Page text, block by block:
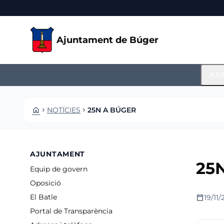
Ajuntament de Búger
HOME CHEVRON_RIGHT NOTÍCIES CHEVRON_RIGHT 25N A BÚGER
AJUNTAMENT
Equip de govern
Oposició
El Batle
Portal de Transparència
calendar_today19/